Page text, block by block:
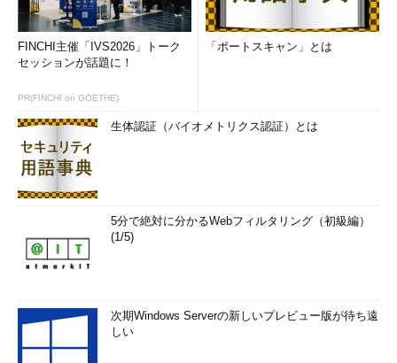
FINCHI主催「IVS2026」トーク
セッションが話題に！
PR(FINCHI on GOETHE)
「ポートスキャン」とは
生体認証（バイオメトリクス認証）とは
5分で絶対に分かるWebフィルタリング（初級編）
(1/5)
次期Windows Serverの新しいプレビュー版が待ち遠
しい